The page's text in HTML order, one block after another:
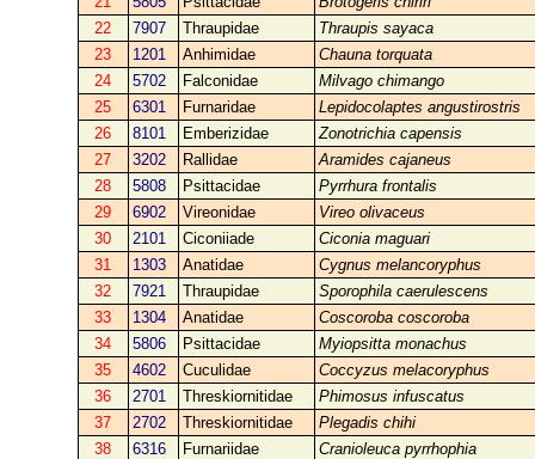
22
7907 Thraupidae
Thraupis sayaca
23
1201 Anhimidae
Chauna torquata
24
5702 Falconidae
Milvago chimango
25
6301 Furnaridae
Lepidocolaptes angustirostris
26
8101 Emberizidae
Zonotrichia capensis
27
3202 Rallidae
Aramides cajaneus
28
5808 Psittacidae
Pyrrhura frontalis
29
6902 Vireonidae
Vireo olivaceus
30
2101 Ciconiiade
Ciconia maguari
31
1303 Anatidae
Cygnus melancoryphus
32
7921 Thraupidae
Sporophila caerulescens
33
1304 Anatidae
Coscoroba coscoroba
34
5806 Psittacidae
Myiopsitta monachus
35
4602 Cuculidae
Coccyzus melacoryphus
36
2701 Threskiornitidae
Phimosus infuscatus
37
2702 Threskiornitidae
Plegadis chihi
38
6316 Furnariidae
Cranioleuca pyrrhophia